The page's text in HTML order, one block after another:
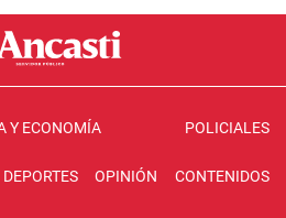
Y ECONOMÍA POLICIALES
DEPORTES OPINIÓN CONTENIDOS